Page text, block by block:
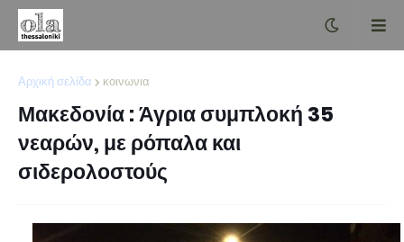
Αρχική σελίδα κοινωνια
Μακεδονία : Άγρια συμπλοκή 35
νεαρών, με ρόπαλα και
σιδερολοστούς